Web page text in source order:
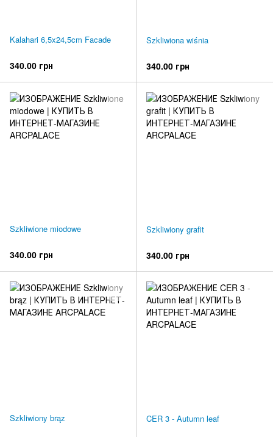
Kalahari 6,5x24,5cm Facade
340.00 грн
Szkliwiona wiśnia
340.00 грн
Szkliwione miodowe
340.00 грн
Szkliwiony grafit
340.00 грн
Szkliwiony brąz CER 3 - Autumn leaf